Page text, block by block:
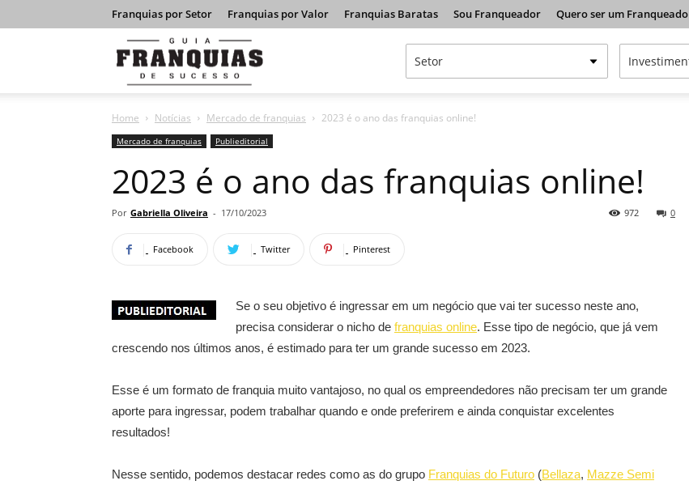
Franquias por Setor Franquias por Valor Franquias Baratas Sou Franqueador Quero ser um Franqueado
Franquias
Sucesso
Home Notícias Mercado de franquias 2023 é o ano das franquias online!
Mercado de franquias Publieditorial
2023 é o ano das franquias online!
Por Gabriella Oliveira - 17/10/2023 0
972
Facebook Twitter Pinterest
Se o seu objetivo é ingressar em um negócio que vai ter sucesso neste ano,
precisa considerar o nicho de franquias online. Esse tipo de negócio, que já vem
crescendo nos últimos anos, é estimado para ter um grande sucesso em 2023.
Esse é um formato de franquia muito vantajoso, no qual os empreendedores não precisam ter um grande
aporte para ingressar, podem trabalhar quando e onde preferirem e ainda conquistar excelentes
resultados!
Nesse sentido, podemos destacar redes como as do grupo Franquias do Futuro (Bellaza, Mazze Semi